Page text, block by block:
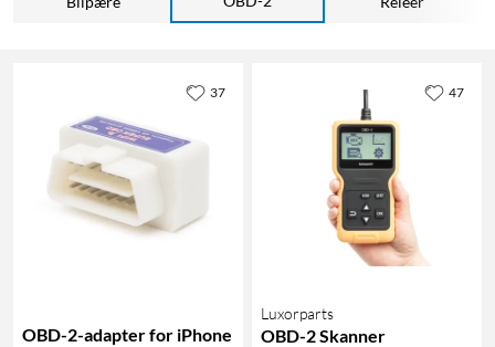
OBD-2-adapter for iPhone
37
Luxorparts
OBD-2 Skanner
47